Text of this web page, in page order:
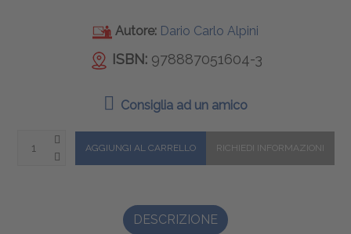
Autore: Dario Carlo Alpini
ISBN: 978887051604-3
Consiglia ad un amico
DESCRIZIONE